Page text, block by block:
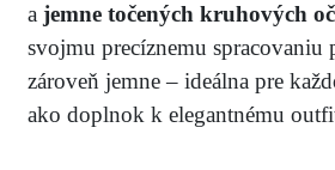
ajemne točených kruhových
svojmu precíznemu spracovaniu
zároveň jemne – ideálna pre
ako doplnok k elegantnému